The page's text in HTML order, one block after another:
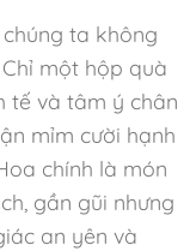
ta không
một hộp quà
tế và tâm ý chân
mỉm cười hạnh
chính là món
gần gũi nhưng
an yên và